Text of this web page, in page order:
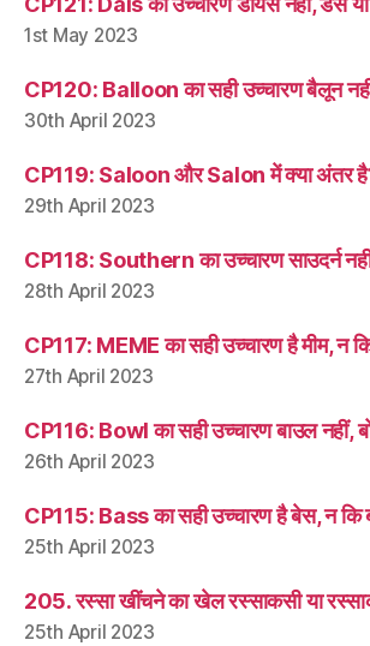
1st May 2023
CP120: Balloon का सही उच्चारण बैलून
30th April 2023
CP119: Saloon और Salon में क्या अंतर
29th April 2023
CP118: Southern का उच्चारण साउदर्न नहीं
28th April 2023
CP117: MEME का सही उच्चारण है मीम, न
27th April 2023
CP116: Bowl का सही उच्चारण बाउल नहीं,
26th April 2023
CP115: Bass का सही उच्चारण है बेस, न कि
25th April 2023
205. रस्सा खींचने का खेल रस्साकसी या
25th April 2023